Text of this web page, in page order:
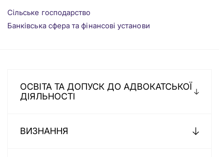
Сільське господарство
Банківська сфера та фінансові установи
ОСВІТА ТА ДОПУСК ДО АДВОКАТСЬКОЇ
ДІЯЛЬНОСТІ
ВИЗНАННЯ